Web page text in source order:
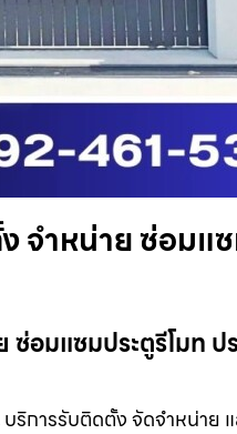
จำหน่าย ซ่อมแ
อมแซมประตูรีโมท
ริการรับติดตั้ง จัดจำหน่าย